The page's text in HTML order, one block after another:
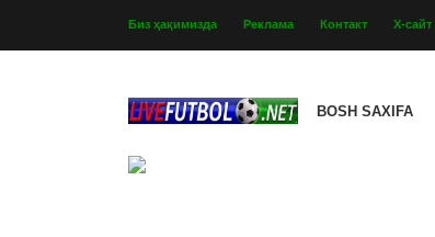
Биз ҳақимизда Реклама Контакт Х-сайт
BOSH SAXIFA